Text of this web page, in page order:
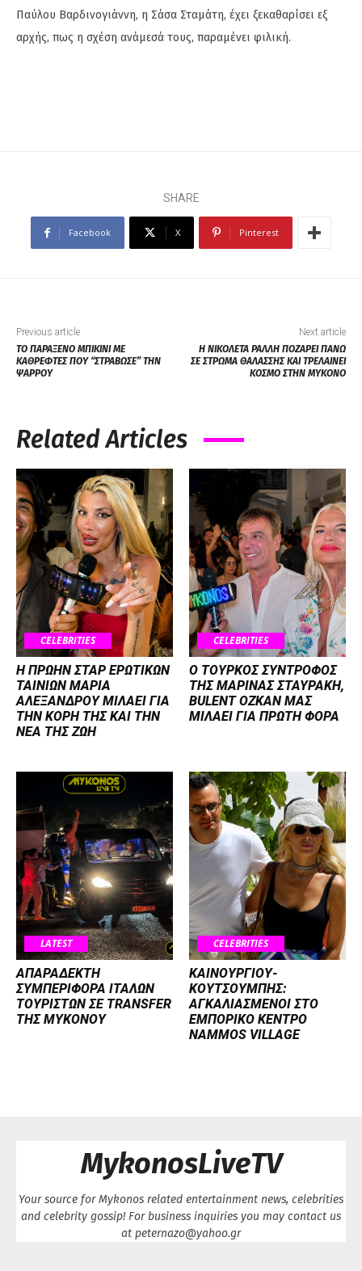
Παύλου Βαρδινογιάννη, η Σάσα Σταμάτη, έχει ξεκαθαρίσει εξ
αρχής, πως η σχέση ανάμεσά τους, παραμένει φιλική.
SHARE
Facebook X Pinterest
Previous article
ΤΟ ΠΑΡΑΞΕΝΟ ΜΠΙΚΙΝΙ ΜΕ
ΚΑΘΡΕΦΤΕΣ ΠΟΥ “ΣΤΡΑΒΩΣΕ” ΤΗΝ
ΨΑΡΡΟΥ
Next article
Η ΝΙΚΟΛΕΤΑ ΡΑΛΛΗ ΠΟΖΑΡΕΙ ΠΑΝΩ
ΣΕ ΣΤΡΩΜΑ ΘΑΛΑΣΣΗΣ ΚΑΙ ΤΡΕΛΑΙΝΕΙ
ΚΟΣΜΟ ΣΤΗΝ ΜΥΚΟΝΟ
Related Articles
CELEBRITIES
Η ΠΡΩΗΝ ΣΤΑΡ ΕΡΩΤΙΚΩΝ
ΤΑΙΝΙΩΝ ΜΑΡΙΑ
ΑΛΕΞΑΝΔΡΟΥ ΜΙΛΑΕΙ ΓΙΑ
ΤΗΝ ΚΟΡΗ ΤΗΣ ΚΑΙ ΤΗΝ
ΝΕΑ ΤΗΣ ΖΩΗ
CELEBRITIES
Ο ΤΟΥΡΚΟΣ ΣΥΝΤΡΟΦΟΣ
ΤΗΣ ΜΑΡΙΝΑΣ ΣΤΑΥΡΑΚΗ,
BULENT OZKAN ΜΑΣ
ΜΙΛΑΕΙ ΓΙΑ ΠΡΩΤΗ ΦΟΡΑ
LATEST
ΑΠΑΡΑΔΕΚΤΗ
ΣΥΜΠΕΡΙΦΟΡΑ ΙΤΑΛΩΝ
ΤΟΥΡΙΣΤΩΝ ΣΕ TRANSFER
ΤΗΣ ΜΥΚΟΝΟΥ
CELEBRITIES
ΚΑΙΝΟΥΡΓΙΟΥ-
ΚΟΥΤΣΟΥΜΠΗΣ:
ΑΓΚΑΛΙΑΣΜΕΝΟΙ ΣΤΟ
ΕΜΠΟΡΙΚΟ ΚΕΝΤΡΟ
NAMMOS VILLAGE
MykonosLiveTV
Your source for Mykonos related entertainment news, celebrities
and celebrity gossip! For business inquiries you may contact us
at peternazo@yahoo.gr